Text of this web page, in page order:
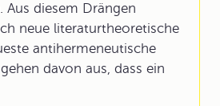
Aus diesem Drängen
neue literaturtheoretische
antihermeneutische
davon aus, dass ein